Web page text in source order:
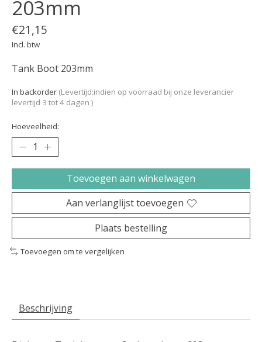
203mm
€21,15
Incl. btw
Tank Boot 203mm
In backorder (Levertijd:indien op voorraad bij onze leverancier
levertijd 3 tot 4 dagen )
Hoeveelheid:
Toevoegen aan winkelwagen
Aan verlanglijst toevoegen
Plaats bestelling
Toevoegen om te vergelijken
Beschrijving